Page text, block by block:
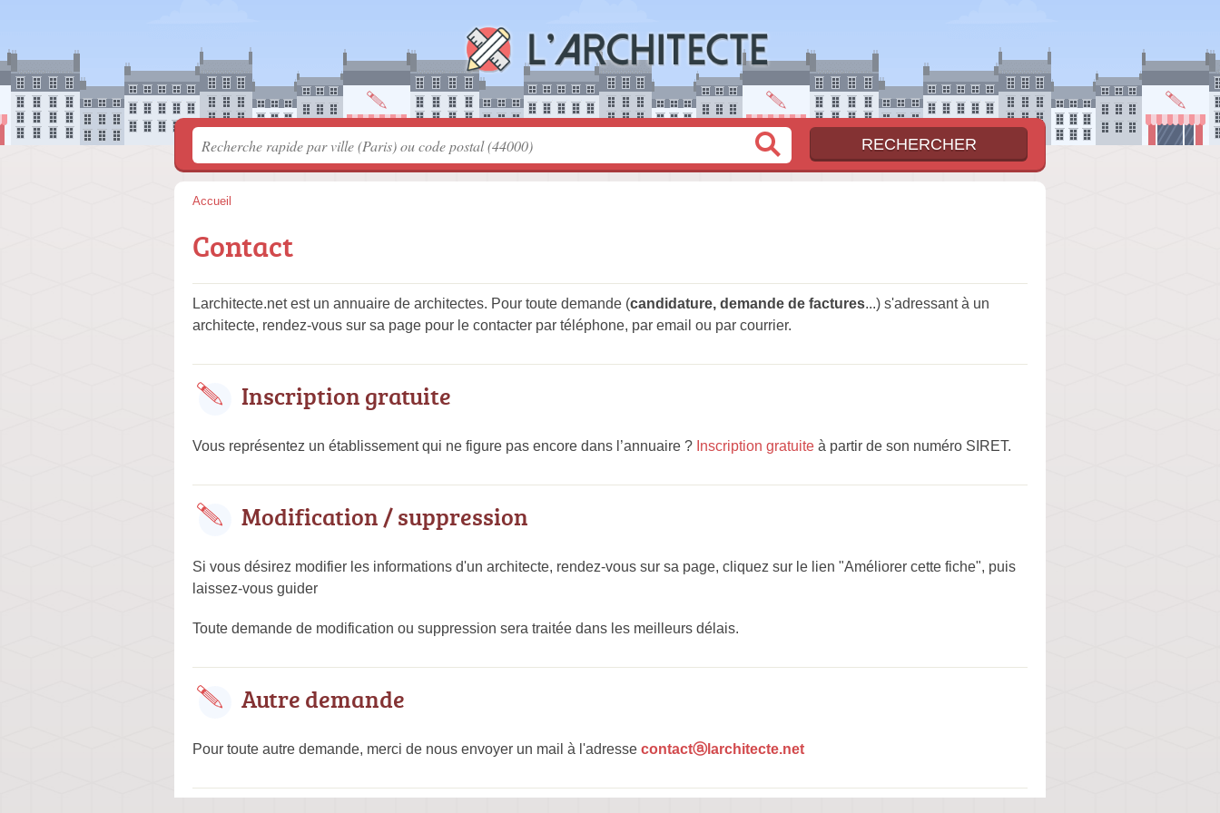
Accueil
Contact
Larchitecte.net est un annuaire de architectes. Pour toute demande (candidature, demande de factures...) s'adressant à un
architecte, rendez-vous sur sa page pour le contacter par téléphone, par email ou par courrier.
Inscription gratuite
Vous représentez un établissement qui ne figure pas encore dans l’annuaire ? Inscription gratuite à partir de son numéro SIRET.
Modification / suppression
Si vous désirez modifier les informations d'un architecte, rendez-vous sur sa page, cliquez sur le lien "Améliorer cette fiche", puis
laissez-vous guider
Toute demande de modification ou suppression sera traitée dans les meilleurs délais.
Autre demande
Pour toute autre demande, merci de nous envoyer un mail à l'adresse contactⓐlarchitecte.net